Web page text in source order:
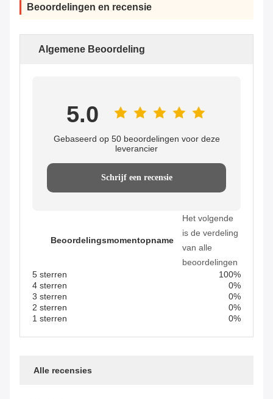
Beoordelingen en recensie
Algemene Beoordeling
5.0
Gebaseerd op 50 beoordelingen voor deze
leverancier
Schrijf een recensie
Beoordelingsmomentopname
Het volgende
is de verdeling
van alle
beoordelingen
5 sterren
100%
4 sterren
0%
3 sterren
0%
2 sterren
0%
1 sterren
0%
Alle recensies